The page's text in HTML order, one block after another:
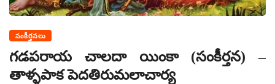
సంకీర్తనలు
గడపరాయ చాలదా యింకా (సంకీర్తన) –
తాళ్ళపాక పెదతిరుమలాచార్య